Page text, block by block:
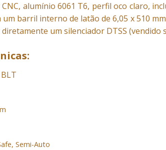
alumínio 6061 T6, perfil oco claro,
um barril interno de latão de 6,05 x 510
um silenciador DTSS (vendido
Semi-Auto